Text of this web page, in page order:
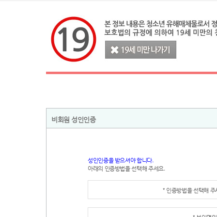
비회원 성인인증
성인인증을 받으셔야 합니다.
아래의 인증방법을 선택해 주세요.
* 인증방법을 선택해